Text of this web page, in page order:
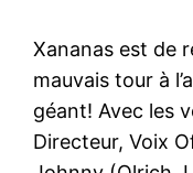
Xananas est de
mauvais tour à
géant! Avec les
Directeur, Voix